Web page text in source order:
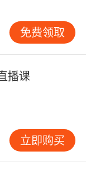
的个人体验和
可以这样描
Festival in
amazing
wet but
was a real
The locals
免费领取
播课
立即购买